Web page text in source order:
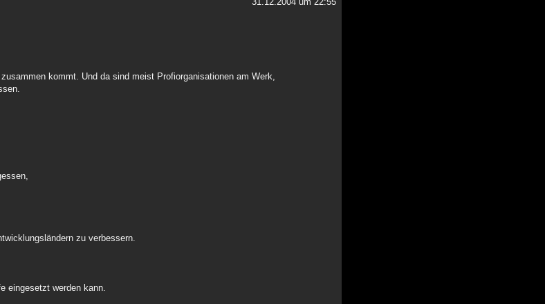
kommt. Und da sind meist Profiorganisationen am Werk,
zu verbessern.
eingesetzt werden kann.